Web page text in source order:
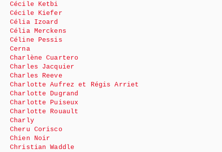
Cécile Ketbi
Cécile Kiefer
Célia Izoard
Célia Merckens
Céline Pessis
Cerna
Charlène Cuartero
Charles Jacquier
Charles Reeve
Charlotte Aufrez et Régis Arriet
Charlotte Dugrand
Charlotte Puiseux
Charlotte Rouault
Charly
Cheru Corisco
Chien Noir
Christian Waddle